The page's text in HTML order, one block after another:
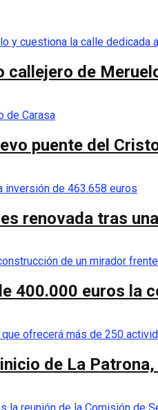
callejero de
puente del
renovada tras
400.000 euros
de La